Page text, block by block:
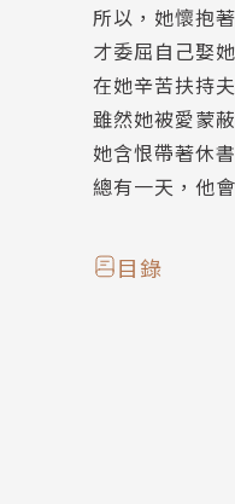
所以，她懷抱
才委屈自己娶
在她辛苦扶持
雖然她被愛蒙
她含恨帶著休
總有一天，他
目錄